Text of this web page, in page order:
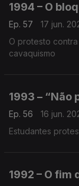
1994 – O
Ep. 57
17 jun.
O protesto
cavaquismo
1993 – “Não
Ep. 56
16 jun.
Estudantes
1992 – O fim